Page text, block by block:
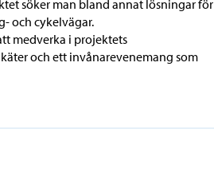
söker man bland annat lösningar för
och cykelvägar.
medverka i projektets
och ett invånarevenemang som